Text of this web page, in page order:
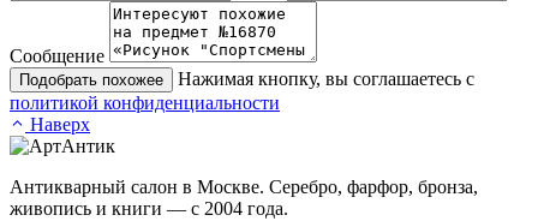
Сообщение
Подобрать похожее
Нажимая кнопку, вы соглашаетесь с
политикой конфиденциальности
Наверх
Антикварный салон в Москве. Серебро, фарфор, бронза,
живопись и книги — с 2004 года.